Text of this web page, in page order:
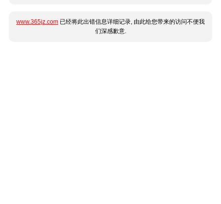
www.365jz.com 已经将此出错信息详细记录, 由此给您带来的访问不便我
们深感歉意.